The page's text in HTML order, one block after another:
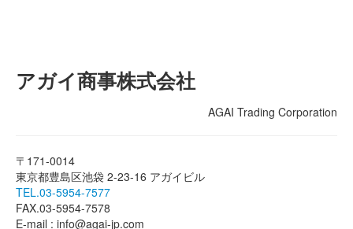
アガイ商事株式会社
AGAI Trading Corporation
〒171-0014
東京都豊島区池袋 2-23-16 アガイビル
TEL.03-5954-7577
FAX.03-5954-7578
E-mail : info@agai-jp.com